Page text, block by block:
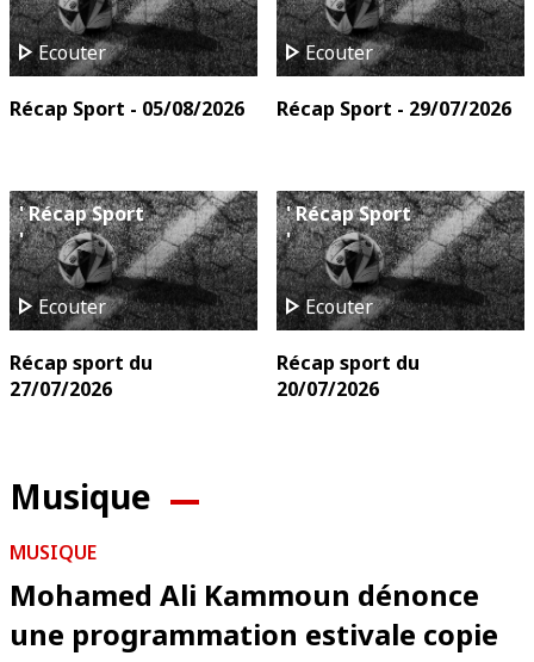
play_arrowEcouter
Récap Sport - 05/08/2026
play_arrowEcouter
Récap Sport - 29/07/2026
play_arrowEcouter
' Récap Sport
'
Récap sport du
27/07/2026
play_arrowEcouter
' Récap Sport
'
Récap sport du
20/07/2026
Musique
MUSIQUE
Mohamed Ali Kammoun dénonce
une programmation estivale copie